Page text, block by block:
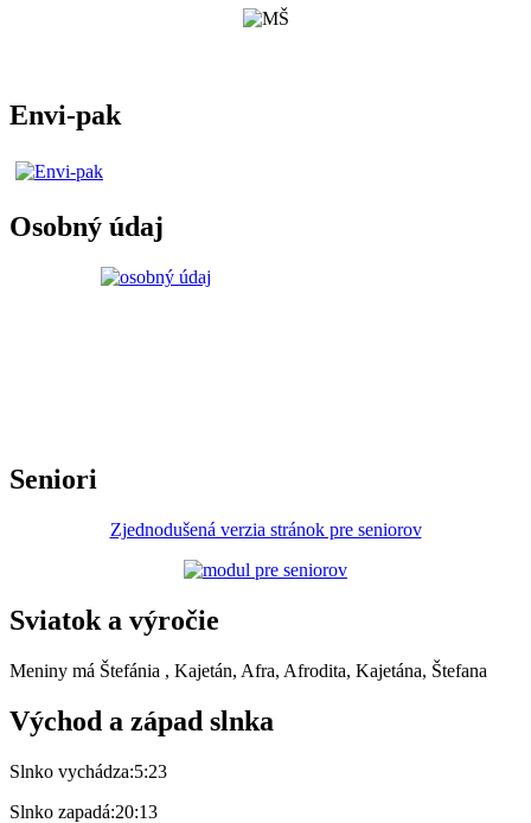
Envi-pak
Osobný údaj
Seniori
Zjednodušená verzia stránok pre seniorov
Sviatok a výročie
Meniny má Štefánia , Kajetán, Afra, Afrodita, Kajetána, Štefana
Východ a západ slnka
Slnko vychádza:5:23
Slnko zapadá:20:13